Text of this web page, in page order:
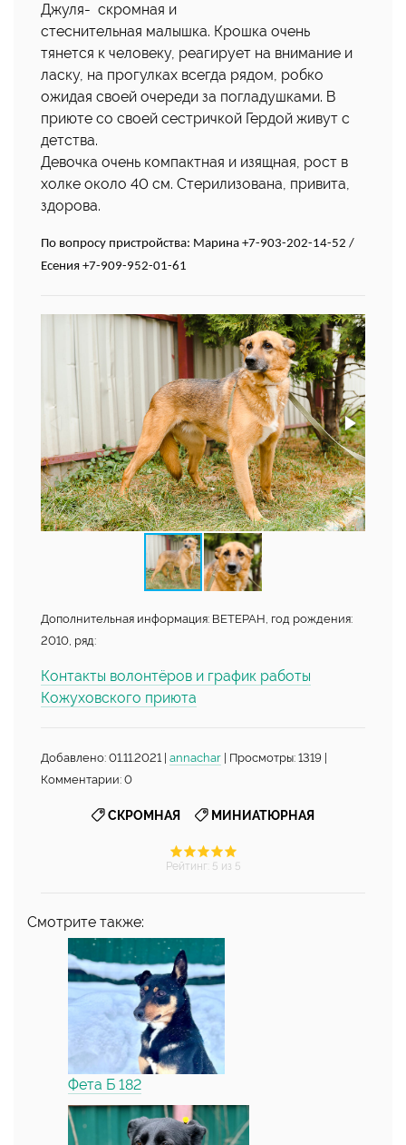
Джуля- скромная и
стеснительная малышка. Крошка очень
тянется к человеку, реагирует на внимание и
ласку, на прогулках всегда рядом, робко
ожидая своей очереди за погладушками. В
приюте со своей сестричкой Гердой живут с
детства.
Девочка очень компактная и изящная, рост в
холке около 40 см. Стерилизована, привита,
здорова.
По вопросу пристройства: Марина +7-903-202-14-52 /
Есения +7-909-952-01-61
Дополнительная информация: ВЕТЕРАН, год рождения:
2010, ряд:
Контакты волонтёров и график работы
Кожуховского приюта
Добавлено: 01.11.2021 | annachar | Просмотры: 1319 |
Комментарии: 0
СКРОМНАЯ МИНИАТЮРНАЯ
Рейтинг: 5 из 5
Смотрите также:
Фета Б 182